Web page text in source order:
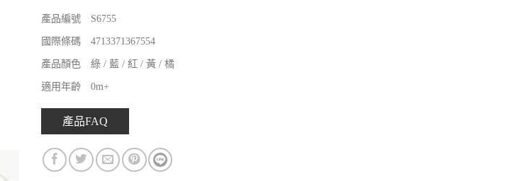
產品編號 S6755
國際條碼 4713371367554
產品顏色 綠 / 藍 / 紅 / 黃 / 橘
適用年齡 0m+
產品FAQ